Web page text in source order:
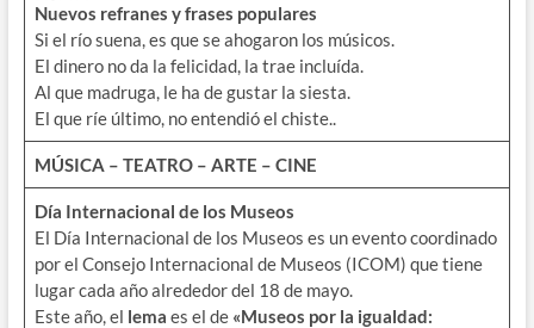
Nuevos refranes y frases populares
Si el río suena, es que se ahogaron los músicos.
El dinero no da la felicidad, la trae incluída.
Al que madruga, le ha de gustar la siesta.
El que ríe último, no entendió el chiste..
MÚSICA – TEATRO – ARTE – CINE
Día Internacional de los Museos
El Día Internacional de los Museos es un evento coordinado
por el Consejo Internacional de Museos (ICOM) que tiene
lugar cada año alrededor del 18 de mayo.
Este año, el lema es el de «Museos por la igualdad: